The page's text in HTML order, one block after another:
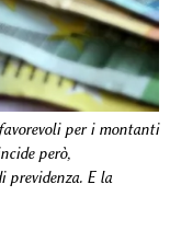
per i montanti
però,
previdenza. E la